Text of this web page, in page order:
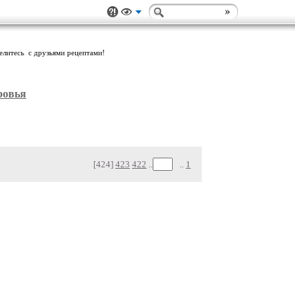
с друзьями рецептами!
[424] 423 422 .. .. 1